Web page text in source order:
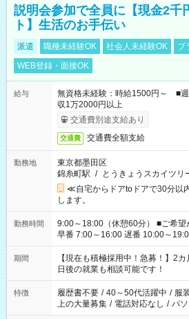
説明会参加で全員に【現金2千
ト】生活のお手伝い
派遣 職種未経験OK 社会人未経験OK
ブ
WEB登録・面接OK
給与
無資格未経験：時給1500円～ ■
収1万2000円以上
交通費別途支給あり
交通費 交通費全額支給
勤務地
東京都墨田区
錦糸町駅 / とうきょうスカイツリ
≪自宅からドアtoドアで30分以
します。
勤務時間
9:00～18:00（休憩60分） ■ご希望があれば下記シフトもOK！
早番 7:00～16:00 遅番 10:00～19:00 「家族と休みを合わ
い」 「余裕を持って夕飯の準備が
たくない」 など、ご希望を教えてください
の方へ 今ご覧のお仕事で希望する
の勤務時間。 合計で週40時間を超
期間
【現在も積極採用中！急募！】2
日後の就業も相談可能です！
特徴 履歴書不要 / 40～50代活躍中 / 服
上の大量募集 / 電話対応なし / パ